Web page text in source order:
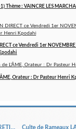
Thème : VAINCRE LES
ce Vendredi 1er
Orateur : Dr Pasteur Henri
En Live ce jour à 23H LE COMBAT SPIRITUEL, CHRETIENS PRENEZ GARDE AUX HERESIES